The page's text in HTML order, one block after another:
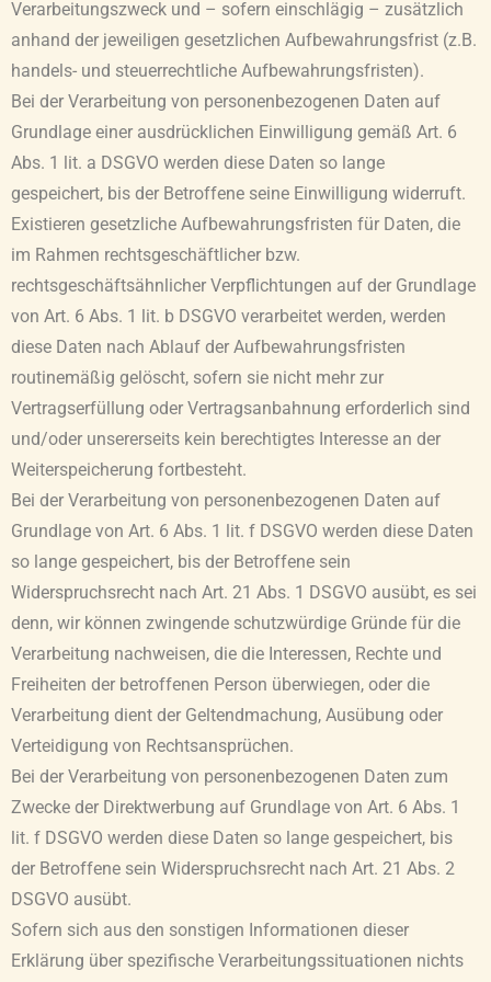
Verarbeitungszweck und – sofern einschlägig – zusätzlich
anhand der jeweiligen gesetzlichen Aufbewahrungsfrist (z.B.
handels- und steuerrechtliche Aufbewahrungsfristen).
Bei der Verarbeitung von personenbezogenen Daten auf
Grundlage einer ausdrücklichen Einwilligung gemäß Art. 6
Abs. 1 lit. a DSGVO werden diese Daten so lange
gespeichert, bis der Betroffene seine Einwilligung widerruft.
Existieren gesetzliche Aufbewahrungsfristen für Daten, die
im Rahmen rechtsgeschäftlicher bzw.
rechtsgeschäftsähnlicher Verpflichtungen auf der Grundlage
von Art. 6 Abs. 1 lit. b DSGVO verarbeitet werden, werden
diese Daten nach Ablauf der Aufbewahrungsfristen
routinemäßig gelöscht, sofern sie nicht mehr zur
Vertragserfüllung oder Vertragsanbahnung erforderlich sind
und/oder unsererseits kein berechtigtes Interesse an der
Weiterspeicherung fortbesteht.
Bei der Verarbeitung von personenbezogenen Daten auf
Grundlage von Art. 6 Abs. 1 lit. f DSGVO werden diese Daten
so lange gespeichert, bis der Betroffene sein
Widerspruchsrecht nach Art. 21 Abs. 1 DSGVO ausübt, es sei
denn, wir können zwingende schutzwürdige Gründe für die
Verarbeitung nachweisen, die die Interessen, Rechte und
Freiheiten der betroffenen Person überwiegen, oder die
Verarbeitung dient der Geltendmachung, Ausübung oder
Verteidigung von Rechtsansprüchen.
Bei der Verarbeitung von personenbezogenen Daten zum
Zwecke der Direktwerbung auf Grundlage von Art. 6 Abs. 1
lit. f DSGVO werden diese Daten so lange gespeichert, bis
der Betroffene sein Widerspruchsrecht nach Art. 21 Abs. 2
DSGVO ausübt.
Sofern sich aus den sonstigen Informationen dieser
Erklärung über spezifische Verarbeitungssituationen nichts